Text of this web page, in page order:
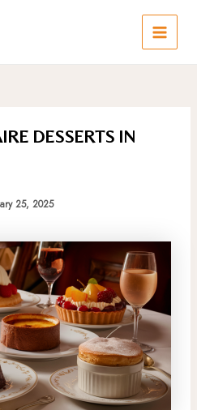
MAIN
DESSERTS IN
25, 2025